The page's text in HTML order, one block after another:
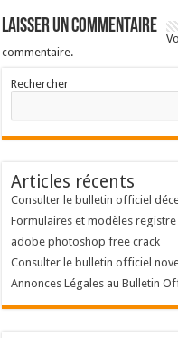
Laisser un commentaire
commentaire.
Rechercher
Articles récents
Consulter le bulletin officiel
Formulaires et modèles
adobe photoshop free crack
Consulter le bulletin officiel
Annonces Légales au Bulletin